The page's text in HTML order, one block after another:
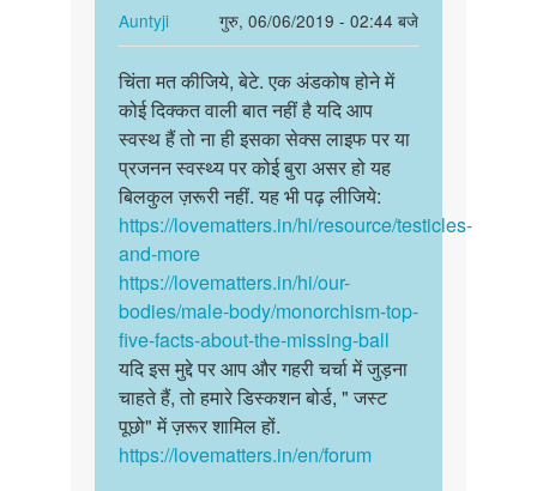
बेटे.
एक…
by
Auntyji
Auntyji
गुरु, 06/06/2019 - 02:44 बजे
In
reply
to
एकहीतरफकाअडकोशहकोईउपाय
by
अज्ञात
चिंता
मत
कीजिये,
बेटे.
एक…
चिंता मत कीजिये, बेटे. एक अंडकोष होने में
कोई दिक्कत वाली बात नहीं है यदि आप
स्वस्थ हैं तो ना ही इसका सेक्स लाइफ पर या
प्रजनन स्वस्थ्य पर कोई बुरा असर हो यह
बिलकुल ज़रूरी नहीं. यह भी पढ़ लीजिये:
https://lovematters.in/hi/resource/testicles-
and-more
https://lovematters.in/hi/our-
bodies/male-body/monorchism-top-
five-facts-about-the-missing-ball
यदि इस मुद्दे पर आप और गहरी चर्चा में जुड़ना
चाहते हैं, तो हमारे डिस्कशन बोर्ड, " जस्ट
पूछो" में ज़रूर शामिल हों.
https://lovematters.in/en/forum